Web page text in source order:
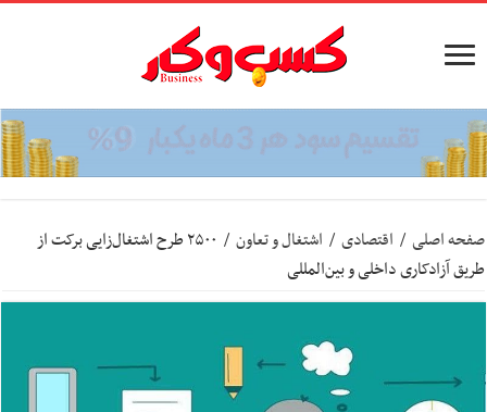
صفحه اصلی / اقتصادی / اشتغال و تعاون /
۲۵۰۰ طرح اشتغال‌زایی برکت از
طریق آزادکاری داخلی و بین‌المللی